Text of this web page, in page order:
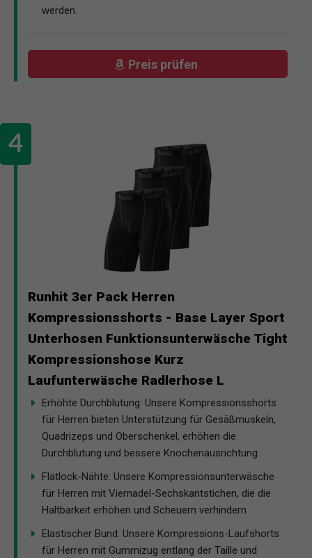
werden.
Preis prüfen
Runhit 3er Pack Herren
Kompressionsshorts - Base Layer Sport
Unterhosen Funktionsunterwäsche Tight
Kompressionshose Kurz
Laufunterwäsche Radlerhose L
Erhöhte Durchblutung: Unsere Kompressionsshorts
für Herren bieten Unterstützung für Gesäßmuskeln,
Quadrizeps und Oberschenkel, erhöhen die
Durchblutung und bessere Knochenausrichtung
Flatlock-Nähte: Unsere Kompressionsunterwäsche
für Herren mit Viernadel-Sechskantstichen, die die
Haltbarkeit erhöhen und Scheuern verhindern
Elastischer Bund: Unsere Kompressions-Laufshorts
für Herren mit Gummizug entlang der Taille und